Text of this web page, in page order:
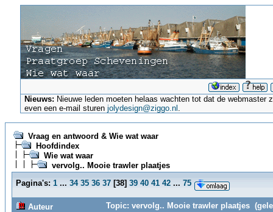
Nieuws: Nieuwe leden moeten helaas wachten tot dat de
even een e-mail sturenjolydesign@ziggo.nl .
Vraag en antwoord & Wie wat waar
Hoofdindex
Wie wat waar
vervolg.. Mooie trawler plaatjes
Pagina's: 1 ... 34 35 36 37 [38] 39 40 41 42 ... 75
Auteur
Topic: vervolg.. Mooie trawler plaatjes